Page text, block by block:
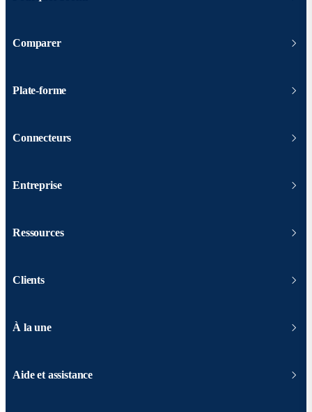
Comparer
Plate-forme
Connecteurs
Entreprise
Ressources
Clients
À la une
Aide et assistance